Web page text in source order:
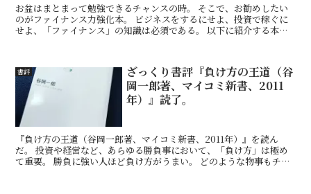
お盆はまとまって勉強できるチャンスの時。 そこで、お勧めしたい
のがファイナンス力強化本。 ビジネスをするにせよ、投資で稼ぐに
せよ、「ファイナンス」の知識は必須である。 以下に紹介する本
書評
ざっくり書評『負け方の王道（谷
岡一郎著、マイコミ新書、2011
年）』読了。
『負け方の王道（谷岡一郎著、マイコミ新書、2011年）』を読ん
だ。 投資や経営など、あらゆる勝負事において、「負け方」は極め
て重要。 勝負に強い人ほど負け方がうまい。 どのような物事もチャ